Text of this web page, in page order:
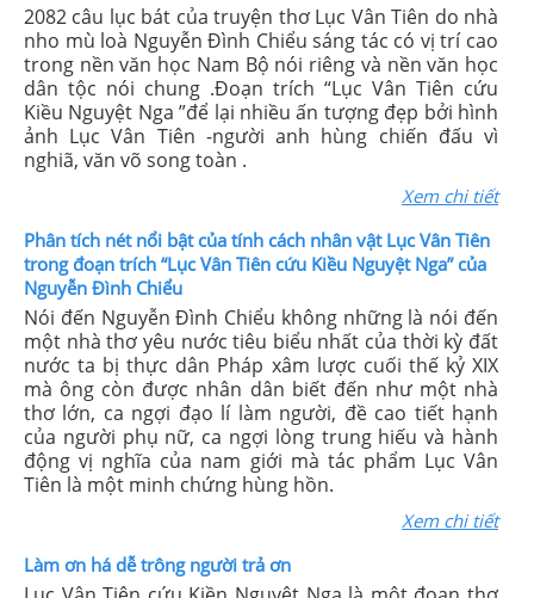
2082 câu lục bát của truyện thơ Lục Vân Tiên do nhà
nho mù loà Nguyễn Đình Chiểu sáng tác có vị trí cao
trong nền văn học Nam Bộ nói riêng và nền văn học
dân tộc nói chung .Đoạn trích “Lục Vân Tiên cứu
Kiều Nguyệt Nga ”để lại nhiều ấn tượng đẹp bởi hình
ảnh Lục Vân Tiên -người anh hùng chiến đấu vì
nghiã, văn võ song toàn .
Xem chi tiết
Phân tích nét nổi bật của tính cách nhân vật Lục Vân Tiên
trong đoạn trích “Lục Vân Tiên cứu Kiều Nguyệt Nga” của
Nguyễn Đình Chiểu
Nói đến Nguyễn Đình Chiểu không những là nói đến
một nhà thơ yêu nước tiêu biểu nhất của thời kỳ đất
nước ta bị thực dân Pháp xâm lược cuối thế kỷ XIX
mà ông còn được nhân dân biết đến như một nhà
thơ lớn, ca ngợi đạo lí làm người, đề cao tiết hạnh
của người phụ nữ, ca ngợi lòng trung hiếu và hành
động vị nghĩa của nam giới mà tác phẩm Lục Vân
Tiên là một minh chứng hùng hồn.
Xem chi tiết
Làm ơn há dễ trông người trả ơn